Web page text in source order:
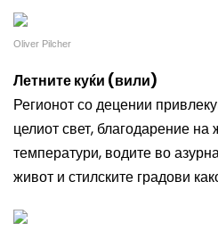
Oliver Pilcher
Летните куќи (вили)
Регионот со децении
целиот свет, благодарение на
температури, водите во
живот и стилските градови